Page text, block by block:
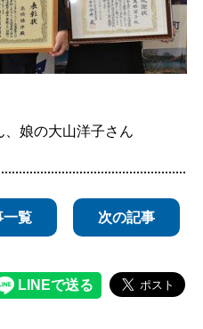
娘の大山洋子さん
一覧 次の記事